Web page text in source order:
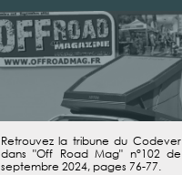
Retrouvez la tribune du Codever
dans "Off Road Mag" n°102 de
septembre 2024, pages 76-77.